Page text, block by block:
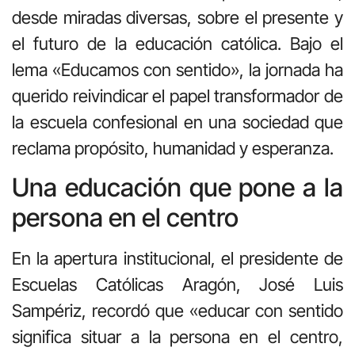
desde miradas diversas, sobre el presente y
el futuro de la educación católica. Bajo el
lema «Educamos con sentido», la jornada ha
querido reivindicar el papel transformador de
la escuela confesional en una sociedad que
reclama propósito, humanidad y esperanza.
Una educación que pone a la
persona en el centro
En la apertura institucional, el presidente de
Escuelas Católicas Aragón, José Luis
Sampériz, recordó que «educar con sentido
significa situar a la persona en el centro,